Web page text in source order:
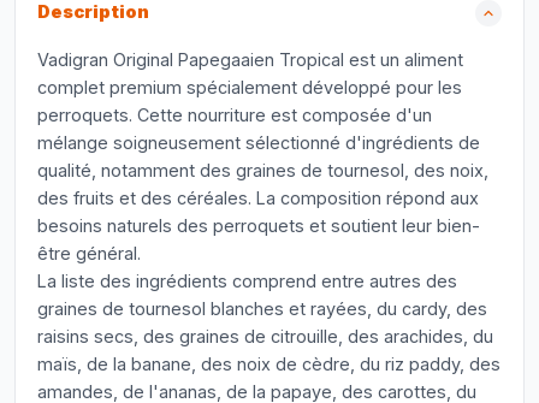
Description
Vadigran Original Papegaaien Tropical est un aliment
complet premium spécialement développé pour les
perroquets. Cette nourriture est composée d'un
mélange soigneusement sélectionné d'ingrédients de
qualité, notamment des graines de tournesol, des noix,
des fruits et des céréales. La composition répond aux
besoins naturels des perroquets et soutient leur bien-
être général.
La liste des ingrédients comprend entre autres des
graines de tournesol blanches et rayées, du cardy, des
raisins secs, des graines de citrouille, des arachides, du
maïs, de la banane, des noix de cèdre, du riz paddy, des
amandes, de l'ananas, de la papaye, des carottes, du